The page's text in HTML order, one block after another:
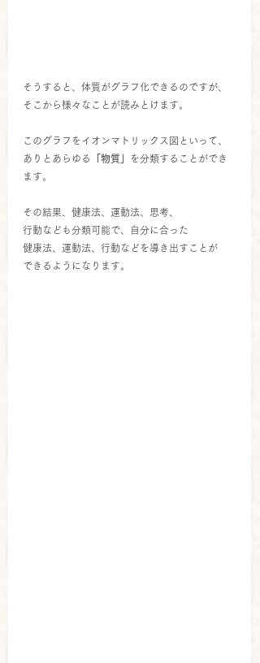
そうすると、体質がグラフ化できるのですが、
そこから様々なことが読みとけます。
このグラフをイオンマトリックス図といって、
ありとあらゆる
「物質」
を分類することができ
ます。
その結果、健康法、運動法、思考、
行動なども分類可能で、自分に合った
健康法、運動法、行動などを導き出すことが
できるようになります。